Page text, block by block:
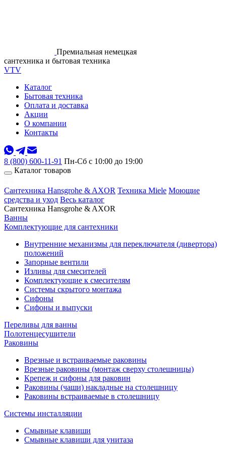
Премиальная немецкая
сантехника и бытовая техника
VTV
Каталог
Бытовая техника
Оплата и доставка
Акции
О компании
Контакты
8 (800) 600-11-91 Пн-Сб с 10:00 до 19:00
Каталог товаров
Сантехника Hansgrohe & AXOR Техника Miele Моющие
средства и уход Весь каталог
Сантехника Hansgrohe & AXOR
Ванны
Комплектующие для сантехники
Внутренние механизмы для переключателя (дивертора)
положений
Запорные вентили
Изливы для смесителей
Комплектующие к смесителям
Системы скрытого монтажа
Сифоны
Сифоны и выпуски
Переливы для ванны
Полотенцесушители
Раковины
Врезные и встраиваемые раковины
Врезные раковины (монтаж сверху столешницы)
Крепеж и сифоны для раковин
Раковины (чаши) накладные на столешницу
Раковины встраиваемые в столешницу
Системы инсталляции
Смывные клавиши
Смывные клавиши для унитаза